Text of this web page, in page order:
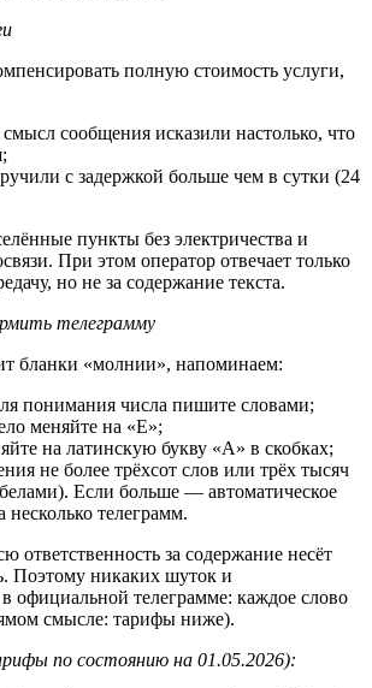
полную стоимость услуги,
сообщения исказили настолько, что
с задержкой больше чем в сутки (24
пункты без электричества и
При этом оператор отвечает только
но не за содержание текста.
телеграмму
бланки «молнии», напоминаем:
понимания числа пишите словами;
меняйте на «Е»;
на латинскую букву «A» в скобках;
не более трёхсот слов или трёх тысяч
Если больше — автоматическое
несколько телеграмм.
ответственность за содержание несёт
Поэтому никаких шуток и
официальной телеграмме: каждое слово
смысле: тарифы ниже).
по состоянию на 01.05.2026):